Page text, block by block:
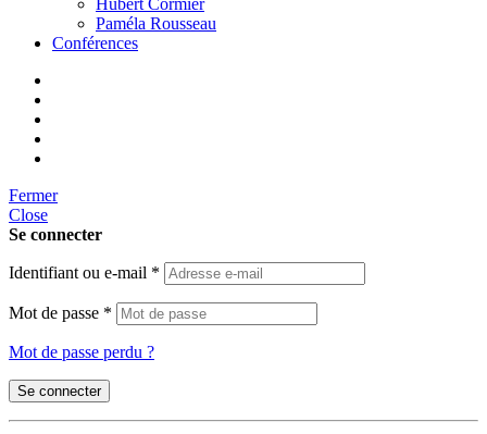
Hubert Cormier
Paméla Rousseau
Conférences
Fermer
Close
Se connecter
Identifiant ou e-mail *
Mot de passe *
Mot de passe perdu ?
Se connecter